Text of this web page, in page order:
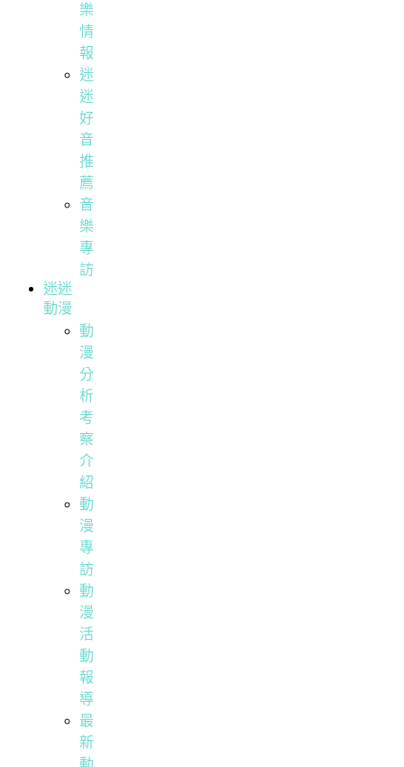
樂
情
報
迷
迷
好
音
推
薦
音
樂
專
訪
迷迷
動漫
動
漫
分
析
考
察
介
紹
動
漫
專
訪
動
漫
活
動
報
導
最
新
動